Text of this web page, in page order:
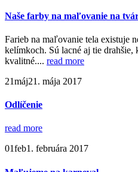
Naše farby na maľovanie na
Farieb na maľovanie tela existuje
kelímkoch. Sú lacné aj tie drahšie,
kvalitné.... read more
21máj21. mája 2017
Odlíčenie
read more
01feb1. februára 2017